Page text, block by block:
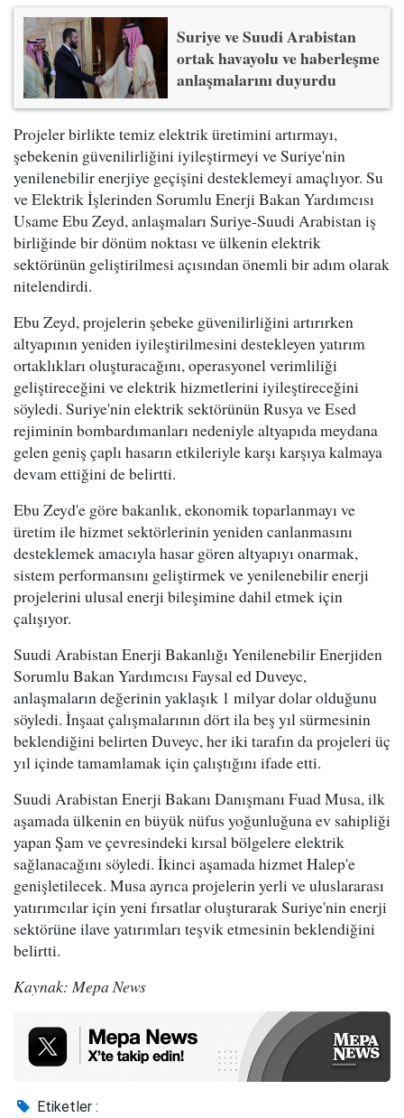
Suriye ve Suudi Arabistan
ortak havayolu ve haberleşme
anlaşmalarını duyurdu
Projeler birlikte temiz elektrik üretimini artırmayı,
şebekenin güvenilirliğini iyileştirmeyi ve Suriye'nin
yenilenebilir enerjiye geçişini desteklemeyi amaçlıyor. Su
ve Elektrik İşlerinden Sorumlu Enerji Bakan Yardımcısı
Usame Ebu Zeyd, anlaşmaları Suriye-Suudi Arabistan iş
birliğinde bir dönüm noktası ve ülkenin elektrik
sektörünün geliştirilmesi açısından önemli bir adım olarak
nitelendirdi.
Ebu Zeyd, projelerin şebeke güvenilirliğini artırırken
altyapının yeniden iyileştirilmesini destekleyen yatırım
ortaklıkları oluşturacağını, operasyonel verimliliği
geliştireceğini ve elektrik hizmetlerini iyileştireceğini
söyledi. Suriye'nin elektrik sektörünün Rusya ve Esed
rejiminin bombardımanları nedeniyle altyapıda meydana
gelen geniş çaplı hasarın etkileriyle karşı karşıya kalmaya
devam ettiğini de belirtti.
Ebu Zeyd'e göre bakanlık, ekonomik toparlanmayı ve
üretim ile hizmet sektörlerinin yeniden canlanmasını
desteklemek amacıyla hasar gören altyapıyı onarmak,
sistem performansını geliştirmek ve yenilenebilir enerji
projelerini ulusal enerji bileşimine dahil etmek için
çalışıyor.
Suudi Arabistan Enerji Bakanlığı Yenilenebilir Enerjiden
Sorumlu Bakan Yardımcısı Faysal ed Duveyc,
anlaşmaların değerinin yaklaşık 1 milyar dolar olduğunu
söyledi. İnşaat çalışmalarının dört ila beş yıl sürmesinin
beklendiğini belirten Duveyc, her iki tarafın da projeleri üç
yıl içinde tamamlamak için çalıştığını ifade etti.
Suudi Arabistan Enerji Bakanı Danışmanı Fuad Musa, ilk
aşamada ülkenin en büyük nüfus yoğunluğuna ev sahipliği
yapan Şam ve çevresindeki kırsal bölgelere elektrik
sağlanacağını söyledi. İkinci aşamada hizmet Halep'e
genişletilecek. Musa ayrıca projelerin yerli ve uluslararası
yatırımcılar için yeni fırsatlar oluşturarak Suriye'nin enerji
sektörüne ilave yatırımları teşvik etmesinin beklendiğini
belirtti.
Kaynak: Mepa News
Etiketler :